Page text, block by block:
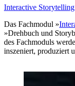
Interactive Storytelling
Das Fachmodul »
»Drehbuch und
des Fachmoduls
inszeniert, produziert